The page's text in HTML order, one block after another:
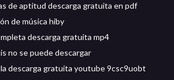
de aptitud descarga gratuita en pdf
de música hiby
descarga gratuita mp4
no se puede descargar
descarga gratuita youtube 9csc9uobt